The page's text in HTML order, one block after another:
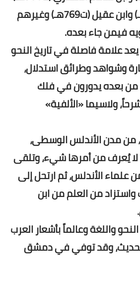
والمرادي (ت749هـ) وابن عقيل (ت769هـ) وغيرهم
فيمن جاء بعده.
علامة فاصلة في تاريخ النحو
وشواهد وطرائق استدلال،
من بعده يدورون في فلك
ولاسيما «الألفية»
من مدن الأندلس الوسطى،
لا يُعرف من أمرها شيء، وتلقى
الأندلس، ثم ارتحل إلى
من العلم من ابن
واللغة وعالماً بأشعار العرب
الحديث، وقد توفي في دمشق